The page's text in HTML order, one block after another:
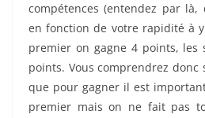
compétences (entendez par
en fonction de votre rapidité à
premier on gagne 4 points, les
points. Vous comprendrez
que pour gagner il est
premier mais on ne fait pas